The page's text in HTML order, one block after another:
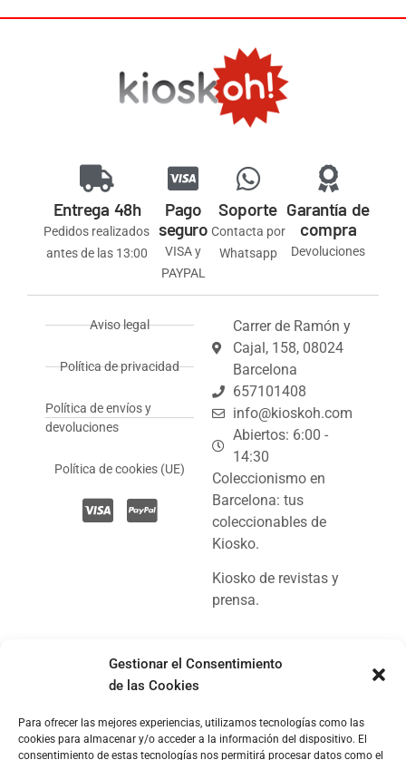
Gestionar el Consentimiento
de las Cookies
Para ofrecer las mejores experiencias, utilizamos tecnologías como las
cookies para almacenar y/o acceder a la información del dispositivo. El
consentimiento de estas tecnologías nos permitirá procesar datos como el
Entrega 48h
Pedidos realizados
antes de las 13:00
Pago
seguro
VISA y
PAYPAL
Soporte
Contacta por
Whatsapp
Garantía de
compra
Devoluciones
Aviso legal
Política de privacidad
Política de envíos y
devoluciones
Política de cookies (UE)
Carrer de Ramón y
Cajal, 158, 08024
Barcelona
657101408
info@kioskoh.com
Abiertos: 6:00 -
14:30
Coleccionismo en
Barcelona: tus
coleccionables de
Kiosko.
Kiosko de revistas y
prensa.